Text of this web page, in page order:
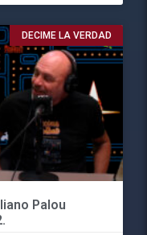
DECIME LA VERDAD
Palou